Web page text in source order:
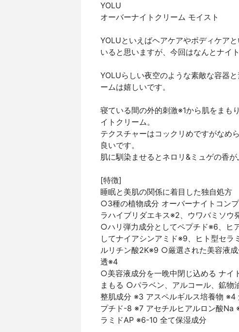
YOLU
オーバーナイトクリーム モイスト
YOLUといえばヘアケアやボディケア
いると思いますが、今回はなんとナイ
YOLUらしい夜空のような素敵な容器
ームは嬉しいです。
寝ている間の外的刺激※1から肌をまも
イトクリーム。
テクスチャーはコックリめですがなめ
良いです。
肌に馴染ませるとネロリ&ミュゲの香
[特徴]
睡眠と美肌の関係に着目した独自処方
○3種の植物成分 オーバーナイトコン
ラハイブリダエキス※2、ウワバミソウ
○ハリ弾力成分としてペプチド※6、ヒ
してナイアシンアミド※9、ヒト型セ
ルリチン酸2K※9 ○厳選された美容液
透※4
○美容液成分を一晩中閉じ込める ナイ
まもる ○パラベン、アルコール、鉱物
整肌成分 ※3 アスペルギルス培養物
プチド-8 ※7 アセチルヒアルロン酸Na
ラミドAP ※6-10 全て保湿成分